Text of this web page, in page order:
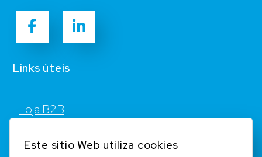
Links úteis
Loja B2B
Este sítio Web utiliza cookies